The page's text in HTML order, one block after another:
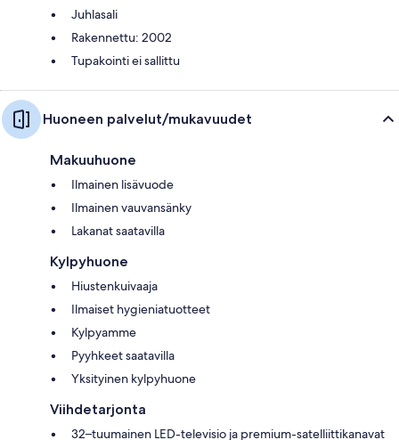
Juhlasali
Rakennettu: 2002
Tupakointi ei sallittu
Huoneen palvelut/mukavuudet
Makuuhuone
Ilmainen lisävuode
Ilmainen vauvansänky
Lakanat saatavilla
Kylpyhuone
Hiustenkuivaaja
Ilmaiset hygieniatuotteet
Kylpyamme
Pyyhkeet saatavilla
Yksityinen kylpyhuone
Viihdetarjonta
32–tuumainen LED-televisio ja premium-satelliittikanavat